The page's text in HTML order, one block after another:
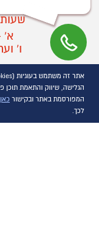
א'
ו'
א'
הגלישה, שיווק והתאמת תוכן
המפורסמת באתר ובקישור כאן
לכך.